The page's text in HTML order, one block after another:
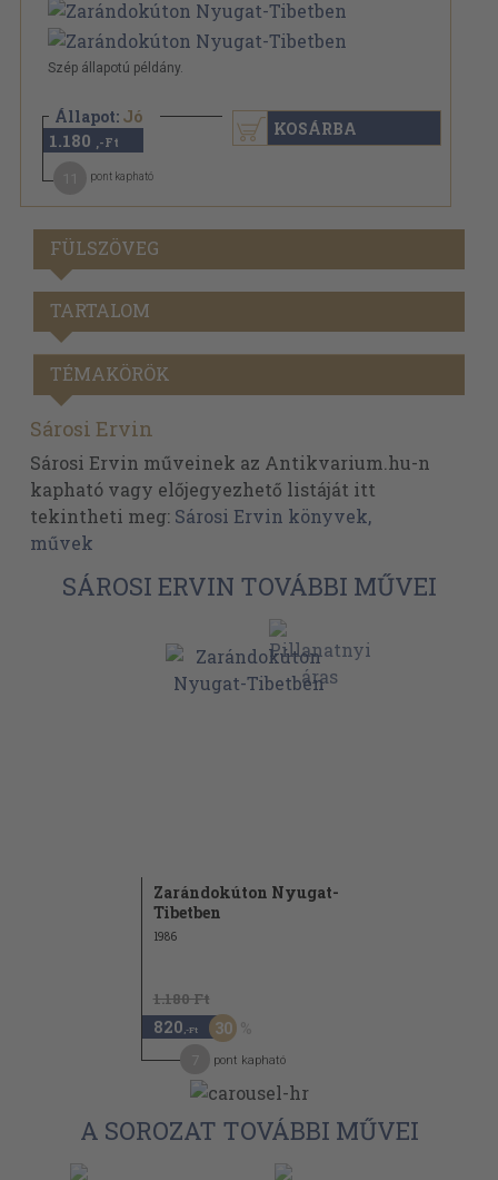
Szép állapotú példány.
Állapot: Jó
1.180 ,-Ft
pont kapható
KOSÁRBA
FÜLSZÖVEG
TARTALOM
TÉMAKÖRÖK
Sárosi Ervin
Sárosi Ervin műveinek az Antikvarium.hu-n
kapható vagy előjegyezhető listáját itt
tekintheti meg: Sárosi Ervin könyvek,
művek
SÁROSI ERVIN TOVÁBBI MŰVEI
Zarándokúton Nyugat-
Tibetben
1986
1.180 Ft
820 ,-Ft 30
pont kapható
A SOROZAT TOVÁBBI MŰVEI